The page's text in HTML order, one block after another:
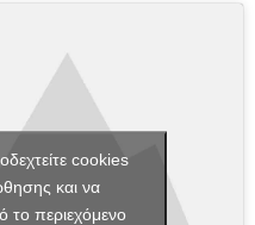
cookies
και να
το περιεχόμενο